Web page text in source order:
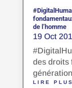
de l’homme
19 Oct
des droits
LIRE PLUS